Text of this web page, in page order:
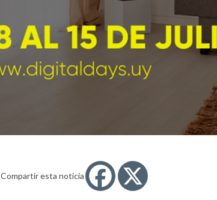
Compartir esta noticia